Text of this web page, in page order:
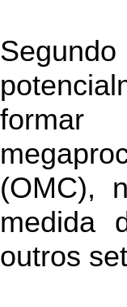
formar
(OMC),
medida
outros